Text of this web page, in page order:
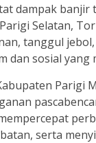
dampak banjir
Selatan,
tanggul
dan sosial yang
Parigi
serta